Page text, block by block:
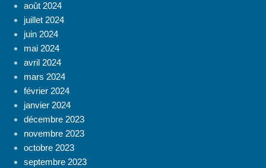
août 2024
juillet 2024
juin 2024
mai 2024
avril 2024
mars 2024
février 2024
janvier 2024
décembre 2023
novembre 2023
octobre 2023
septembre 2023